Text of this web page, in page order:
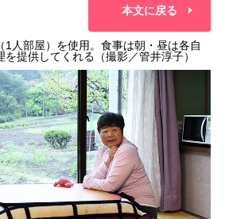
本文に戻る
1人部屋）を使用。食事は朝・昼は各自
提供してくれる（撮影／管井淳子）